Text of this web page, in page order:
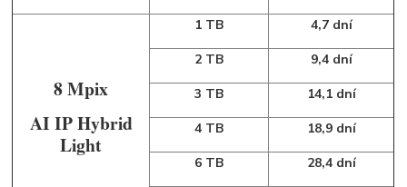
8 Mpix
AI IP Hybrid
Light
1 TB
4,7 dní
2 TB
9,4 dní
3 TB
14,1 dní
4 TB
18,9 dní
6 TB
28,4 dní